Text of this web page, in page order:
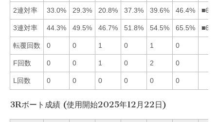
2連対率 33.0% 29.3% 20.8% 37.3% 39.6% 46.4%
3連対率 44.3% 49.5% 46.7% 51.8% 54.5% 65.5%
転覆回数 0 0 1 0 1 0
F回数 0 0 1 0 2 0
L回数 0 0 0 0 0 0
3Rボート成績 (使用開始2025年12月22日)